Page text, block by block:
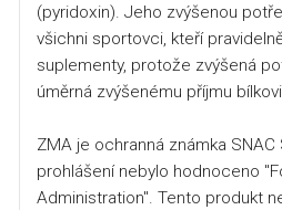
(pyridoxin). Jeho zvýšenou
všichni sportovci, kteří
suplementy, protože zvýšená
úměrná zvýšenému příjmu
ZMA je ochranná známka
prohlášení nebylo hodnoceno
Administration". Tento produkt